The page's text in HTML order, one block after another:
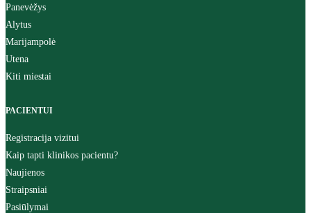
Panevėžys
Alytus
Marijampolė
Utena
Kiti miestai
PACIENTUI
Registracija vizitui
Kaip tapti klinikos pacientu?
Naujienos
Straipsniai
Pasiūlymai